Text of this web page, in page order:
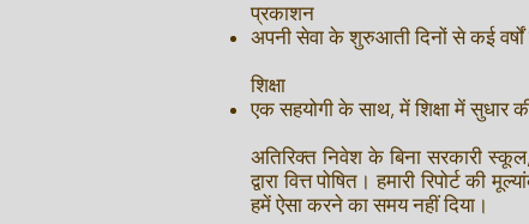
प्रकाशन
अपनी सेवा के शुरुआती दिनों से कई
शिक्षा
एक सहयोगी के साथ, में शिक्षा में सुधार
अतिरिक्त निवेश के बिना सरकारी
द्वारा वित्त पोषित। हमारी रिपोर्ट
हमें ऐसा करने का समय नहीं दिया।